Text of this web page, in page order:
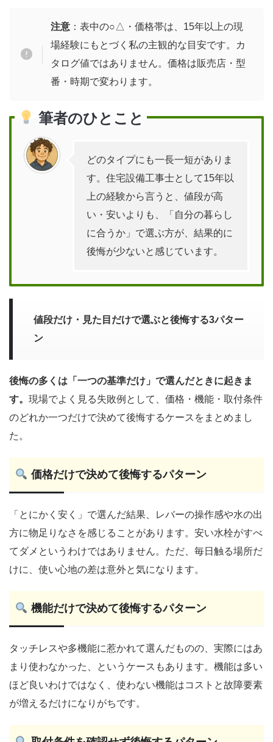
注意：表中の○△・価格帯は、15年以上の現
場経験にもとづく私の主観的な目安です。カ
タログ値ではありません。価格は販売店・型
番・時期で変わります。
筆者のひとこと
どのタイプにも一長一短がありま
す。住宅設備工事士として15年以
上の経験から言うと、値段が高
い・安いよりも、「自分の暮らし
に合うか」で選ぶ方が、結果的に
後悔が少ないと感じています。
値段だけ・見た目だけで選ぶと後悔する3パター
ン
後悔の多くは「一つの基準だけ」で選んだときに起きま
す。 現場でよく見る失敗例として、価格・機能・取付条件
のどれか一つだけで決めて後悔するケースをまとめまし
た。
価格だけで決めて後悔するパターン
「とにかく安く」で選んだ結果、レバーの操作感や水の出
方に物足りなさを感じることがあります。安い水栓がすべ
てダメというわけではありません。ただ、毎日触る場所だ
けに、使い心地の差は意外と気になります。
機能だけで決めて後悔するパターン
タッチレスや多機能に惹かれて選んだものの、実際にはあ
まり使わなかった、というケースもあります。機能は多い
ほど良いわけではなく、使わない機能はコストと故障要素
が増えるだけになりがちです。